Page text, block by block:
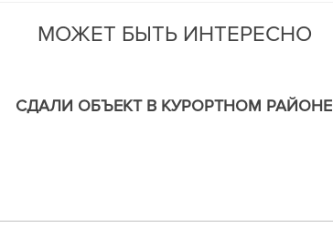
МОЖЕТ БЫТЬ ИНТЕРЕСНО
СДАЛИ ОБЪЕКТ В КУРОРТНОМ РАЙОНЕ